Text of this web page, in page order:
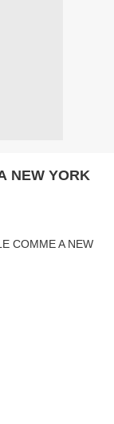
NEW YORK